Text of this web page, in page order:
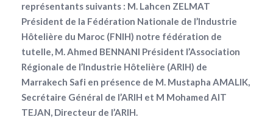
représentants suivants : M. Lahcen ZELMAT
Président de la Fédération Nationale de l’Industrie
Hôtelière du Maroc (FNIH) notre fédération de
tutelle, M. Ahmed BENNANI Président l’Association
Régionale de l’Industrie Hôtelière (ARIH) de
Marrakech Safi en présence de M. Mustapha AMALIK,
Secrétaire Général de l’ARIH et M Mohamed AIT
TEJAN, Directeur de l’ARIH.